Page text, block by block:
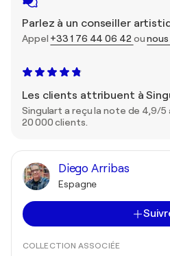
Parlez à un conseiller
Appel +33 1 76 44 06 42ou
Les clients attribuent à
Singulart a reçu la note de 4,9/
20 000 clients.
Diego Arribas
Espagne
COLLECTION ASSOCIÉE